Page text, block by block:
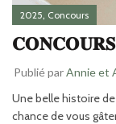
2025, Concours
𝐂𝐎𝐍𝐂𝐎𝐔𝐑𝐒 -
Publié parAnnie et
Une belle histoire de
chance de vous